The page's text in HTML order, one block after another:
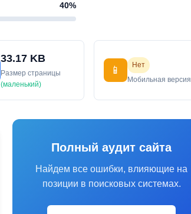
40%
33.17 KB
Размер страницы
(маленький)
📱
Нет
Мобильная версия
Полный аудит сайта
Найдем все ошибки, влияющие на
позиции в поисковых системах.